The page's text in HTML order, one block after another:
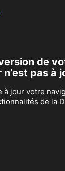
de
pas à
à jour votre
de la